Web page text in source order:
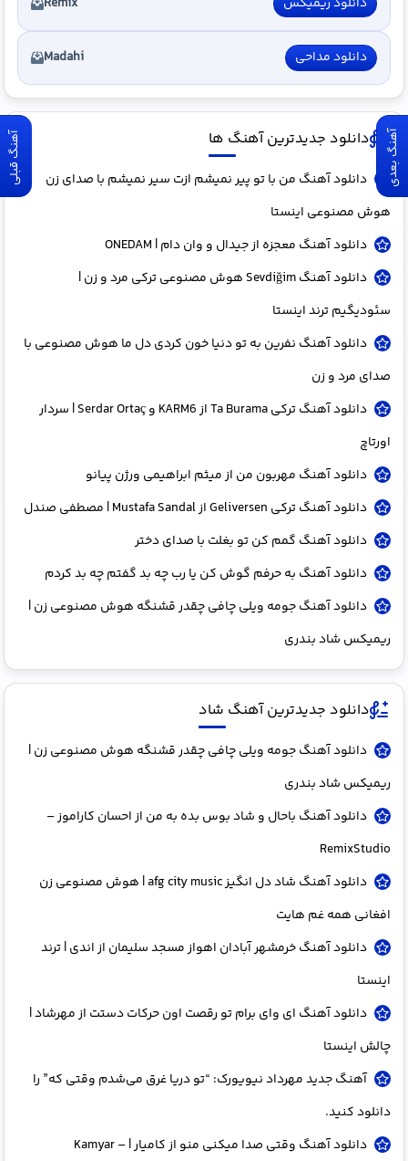
آهنگ بعدی آهنگ قبلی
دانلود مداحی Madahi
دانلود جدیدترین آهنگ ها
دانلود آهنگ من با تو پیر نمیشم ازت سیر نمیشم با صدای زن
هوش مصنوعی اینستا
دانلود آهنگ معجزه از جیدال و وان دام | ONEDAM
دانلود آهنگ Sevdiğim هوش مصنوعی ترکی مرد و زن |
سئودیگیم ترند اینستا
دانلود آهنگ نفرین به تو دنیا خون کردی دل ما هوش مصنوعی با
صدای مرد و زن
دانلود آهنگ ترکی Ta Burama از KARM6 و Serdar Ortaç | سردار
اورتاچ
دانلود آهنگ مهربون من از میثم ابراهیمی ورژن پیانو
دانلود آهنگ ترکی Geliversen از Mustafa Sandal | مصطفی صندل
دانلود آهنگ گمم کن تو بغلت با صدای دختر
دانلود آهنگ به حرفم گوش کن یا رب چه بد گفتم چه بد کردم
دانلود آهنگ جومه ویلی چافی چقدر قشنگه هوش مصنوعی زن |
ریمیکس شاد بندری
دانلود جدیدترین آهنگ شاد
دانلود آهنگ جومه ویلی چافی چقدر قشنگه هوش مصنوعی زن |
ریمیکس شاد بندری
دانلود آهنگ باحال و شاد بوس بده به من از احسان کاراموز –
RemixStudio
دانلود آهنگ شاد دل انگیز afg city music | هوش مصنوعی زن
افغانی همه غم هایت
دانلود آهنگ خرمشهر آبادان اهواز مسجد سلیمان از اندی | ترند
اینستا
دانلود آهنگ ای وای برام تو رقصت اون حرکات دستت از مهرشاد |
چالش اینستا
آهنگ جدید مهرداد نیویورک: “تو دریا غرق می‌شدم وقتی که” را
دانلود کنید.
دانلود آهنگ وقتی صدا میکنی منو از کامیار | Kamyar –